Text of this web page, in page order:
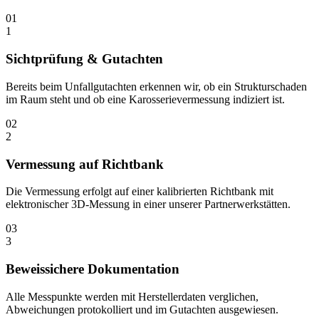
01
1
Sichtprüfung & Gutachten
Bereits beim Unfallgutachten erkennen wir, ob ein Strukturschaden
im Raum steht und ob eine Karosserievermessung indiziert ist.
02
2
Vermessung auf Richtbank
Die Vermessung erfolgt auf einer kalibrierten Richtbank mit
elektronischer 3D-Messung in einer unserer Partnerwerkstätten.
03
3
Beweissichere Dokumentation
Alle Messpunkte werden mit Herstellerdaten verglichen,
Abweichungen protokolliert und im Gutachten ausgewiesen.